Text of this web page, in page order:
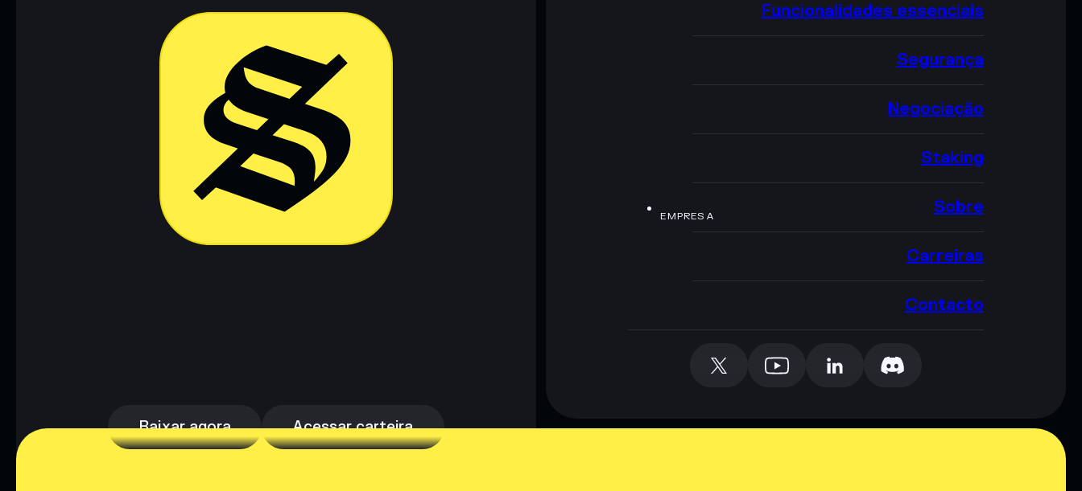
Baixar agora Acessar carteira
Funcionalidades essenciais
Segurança
Negociação
Staking
EMPRESA Sobre
Carreiras
Contacto